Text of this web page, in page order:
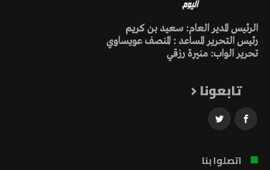
الرئيس المدير العام: سعيد بن كريم
رئيس التحرير المساعد : المنصف عويساوي
تحرير الواب: منيرة رزقي
تابعونا
اتصلوا بنا